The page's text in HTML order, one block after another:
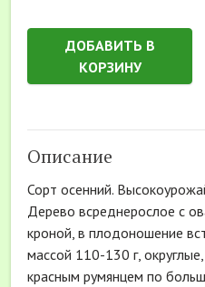
ДОБАВИТЬ В
КОРЗИНУ
Описание
Сорт осенний.
Дерево всреднерослое с
кроной, в плодоношение
массой 110-130 г,
красным румянцем по